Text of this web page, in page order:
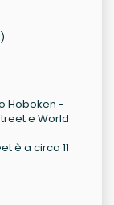
Hoboken -
e World
è a circa 11